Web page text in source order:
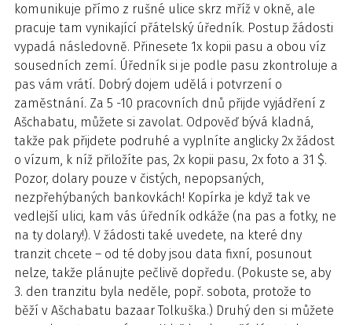
komunikuje přímo z rušné ulice skrz mříž v okně, ale
pracuje tam vynikající přátelský úředník. Postup žádosti
vypadá následovně. Přinesete 1x kopii pasu a obou víz
sousedních zemí. Úředník si je podle pasu zkontroluje a
pas vám vrátí. Dobrý dojem udělá i potvrzení o
zaměstnání. Za 5 -10 pracovních dnů přijde vyjádření z
Ašchabatu, můžete si zavolat. Odpověď bývá kladná,
takže pak přijdete podruhé a vyplníte anglicky 2x žádost
o vízum, k níž přiložíte pas, 2x kopii pasu, 2x foto a 31 $.
Pozor, dolary pouze v čistých, nepopsaných,
nezpřehýbaných bankovkách! Kopírka je když tak ve
vedlejší ulici, kam vás úředník odkáže (na pas a fotky, ne
na ty dolary!). V žádosti také uvedete, na které dny
tranzit chcete – od té doby jsou data fixní, posunout
nelze, takže plánujte pečlivě dopředu. (Pokuste se, aby
3. den tranzitu byla neděle, popř. sobota, protože to
běží v Ašchabatu bazaar Tolkuška.) Druhý den si můžete